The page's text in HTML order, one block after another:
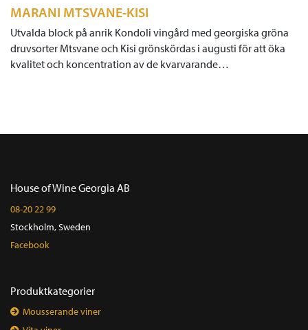
MARANI MTSVANE-KISI
Utvalda block på anrik Kondoli vingård med georgiska gröna
druvsorter Mtsvane och Kisi grönskördas i augusti för att öka
kvalitet och koncentration av de kvarvarande…
House of Wine Georgia AB
08-20 22 99
Stockholm, Sweden
Facebook
Produktkategorier
Mousserande viner